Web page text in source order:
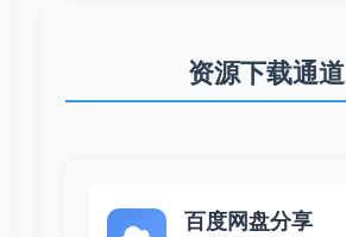
资源下载通道
百度网盘分享